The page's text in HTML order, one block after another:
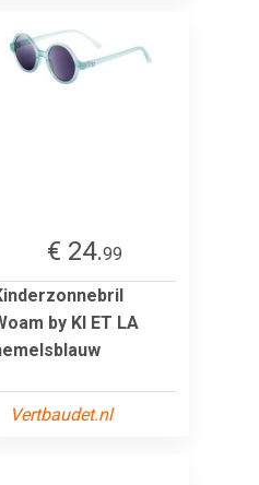
€ 24.99
by KI ET LA
Vertbaudet.nl